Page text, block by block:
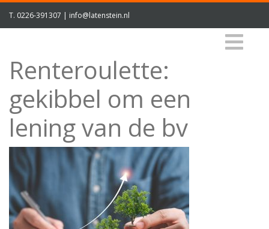
T. 0226-391307 | info@latenstein.nl
Renteroulette:
gekibbel om een
lening van de bv